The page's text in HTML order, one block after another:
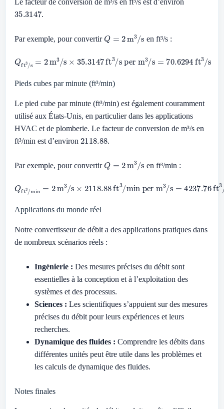
Le facteur de conversion de m³/s en ft³/s est d’environ
35.3147.
Par exemple, pour convertir Q m s en ft³/s :
= m 3 35.3147 ft3/ s per m 3/ s 70.6294ft3/s
Pieds cubes par minute (ft³/min)
Le pied cube par minute (ft³/min) est également couramment
utilisé aux États-Unis, en particulier dans les applications
HVAC et de plomberie. Le facteur de conversion de m³/s en
ft³/min est d’environ 2118.88.
Par exemple, pour convertir Q m s en ft³/min :
ft /min 2 m3/ s×2118.88
/s= 4237.76 ft 3/
Applications du monde réel
Notre convertisseur de débit a des applications pratiques dans
de nombreux scénarios réels :
Ingénierie : Des mesures précises du débit sont
essentielles à la conception et à l’exploitation des
systèmes et des processus.
Sciences : Les scientifiques s’appuient sur des mesures
précises du débit pour leurs expériences et leurs
recherches.
Dynamique des fluides : Comprendre les débits dans
différentes unités peut être utile dans les problèmes et
les calculs de dynamique des fluides.
Notes finales